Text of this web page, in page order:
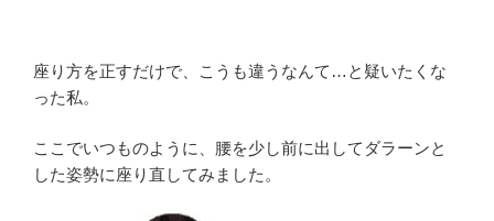
座り方を正すだけで、こうも違うなんて…と疑いたくな
った私。
ここでいつものように、腰を少し前に出してダラーンと
した姿勢に座り直してみました。